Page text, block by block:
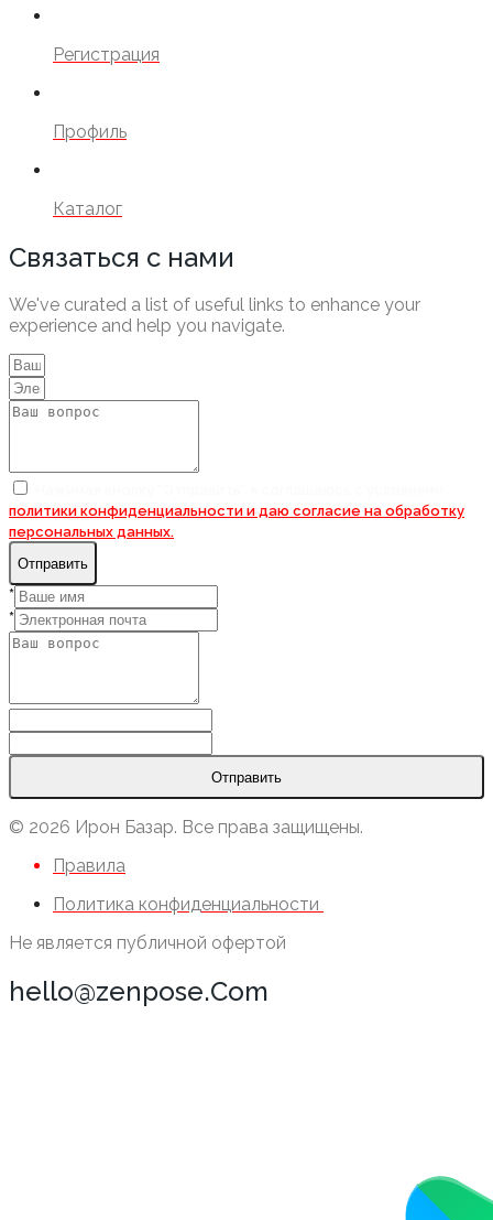
Регистрация
Профиль
Каталог
Связаться с нами
We've curated a list of useful links to enhance your
experience and help you navigate.
политики конфиденциальности и даю согласие на обработку
персональных данных.
Отправить
*
*
Отправить
© 2026 Ирон Базар. Все права защищены.
Правила
Политика конфиденциальности
Не является публичной офертой
hello@zenpose.Com